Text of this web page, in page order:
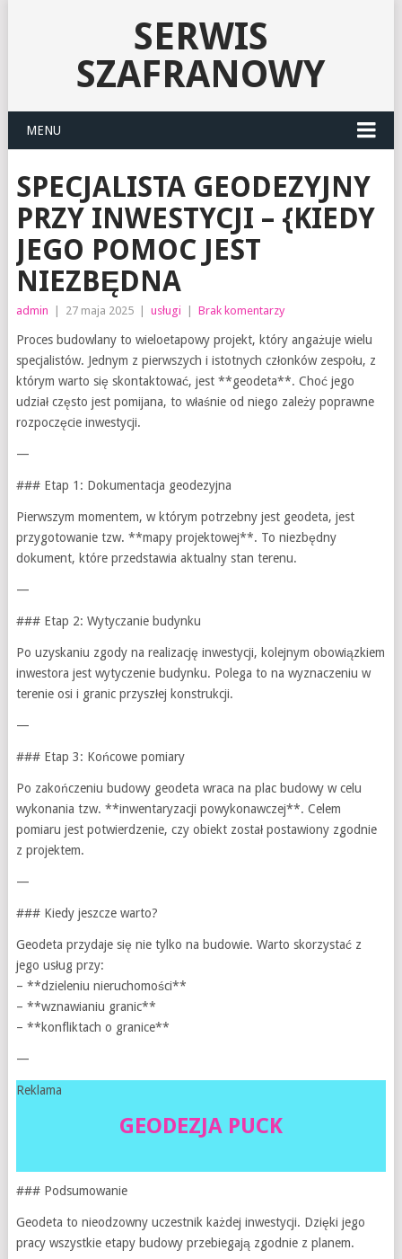
SERWIS
SZAFRANOWY
MENU
SPECJALISTA GEODEZYJNY
PRZY INWESTYCJI – {KIEDY
JEGO POMOC JEST
NIEZBĘDNA
admin 27 maja 2025 usługi Brak komentarzy
Proces budowlany to wieloetapowy projekt, który angażuje wielu
specjalistów. Jednym z pierwszych i istotnych członków zespołu, z
którym warto się skontaktować, jest **geodeta**. Choć jego
udział często jest pomijana, to właśnie od niego zależy poprawne
rozpoczęcie inwestycji.
—
### Etap 1: Dokumentacja geodezyjna
Pierwszym momentem, w którym potrzebny jest geodeta, jest
przygotowanie tzw. **mapy projektowej**. To niezbędny
dokument, które przedstawia aktualny stan terenu.
—
### Etap 2: Wytyczanie budynku
Po uzyskaniu zgody na realizację inwestycji, kolejnym obowiązkiem
inwestora jest wytyczenie budynku. Polega to na wyznaczeniu w
terenie osi i granic przyszłej konstrukcji.
—
### Etap 3: Końcowe pomiary
Po zakończeniu budowy geodeta wraca na plac budowy w celu
wykonania tzw. **inwentaryzacji powykonawczej**. Celem
pomiaru jest potwierdzenie, czy obiekt został postawiony zgodnie
z projektem.
—
### Kiedy jeszcze warto?
Geodeta przydaje się nie tylko na budowie. Warto skorzystać z
jego usług przy:
– **dzieleniu nieruchomości**
– **wznawianiu granic**
– **konfliktach o granice**
—
Reklama
GEODEZJA PUCK
### Podsumowanie
Geodeta to nieodzowny uczestnik każdej inwestycji. Dzięki jego
pracy wszystkie etapy budowy przebiegają zgodnie z planem.